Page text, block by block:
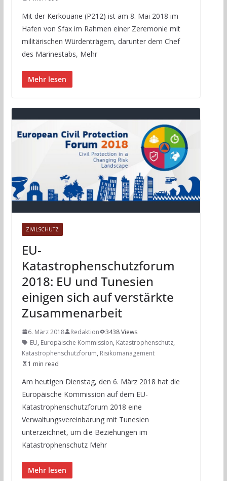
Mit der Kerkouane (P212) ist am 8. Mai 2018 im
Hafen von Sfax im Rahmen einer Zeremonie mit
militärischen Würdenträgern, darunter dem Chef
des Marinestabs, Mehr
Mehr lesen
ZIVILSCHUTZ
EU-
Katastrophenschutzforum
2018: EU und Tunesien
einigen sich auf verstärkte
Zusammenarbeit
6. März 2018 Redaktion
3438 Views
EU, Europäische Kommission, Katastrophenschutz,
Katastrophenschutzforum, Risikomanagement
1 min read
Am heutigen Dienstag, den 6. März 2018 hat die
Europäische Kommission auf dem EU-
Katastrophenschutzforum 2018 eine
Verwaltungsvereinbarung mit Tunesien
unterzeichnet, um die Beziehungen im
Katastrophenschutz Mehr
Mehr lesen